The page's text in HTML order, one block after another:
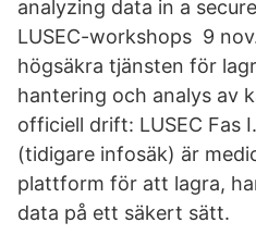
analyzing data in a
LUSEC-workshops 9
högsäkra tjänsten för
hantering och analys av
officiell drift: LUSEC Fas
(tidigare infosäk) är
plattform för att lagra,
data på ett säkert sätt.